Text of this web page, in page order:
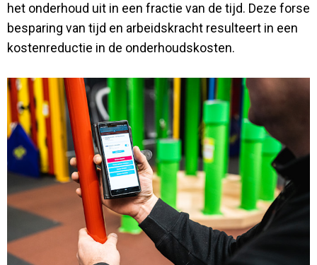
het onderhoud uit in een fractie van de tijd. Deze forse
besparing van tijd en arbeidskracht resulteert in een
kostenreductie in de onderhoudskosten.